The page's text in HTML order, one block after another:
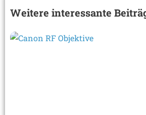
Weitere interessante